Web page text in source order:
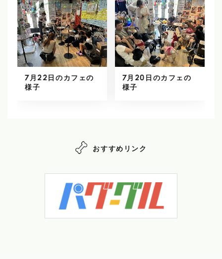
7月22日のカフェの
様子
7月20日のカフェの
様子
おすすめリンク